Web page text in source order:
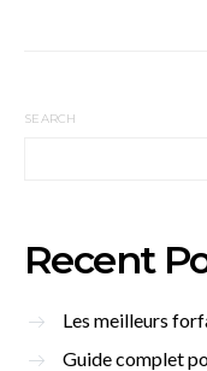
SEARCH
Recent
Les meilleurs
Guide complet